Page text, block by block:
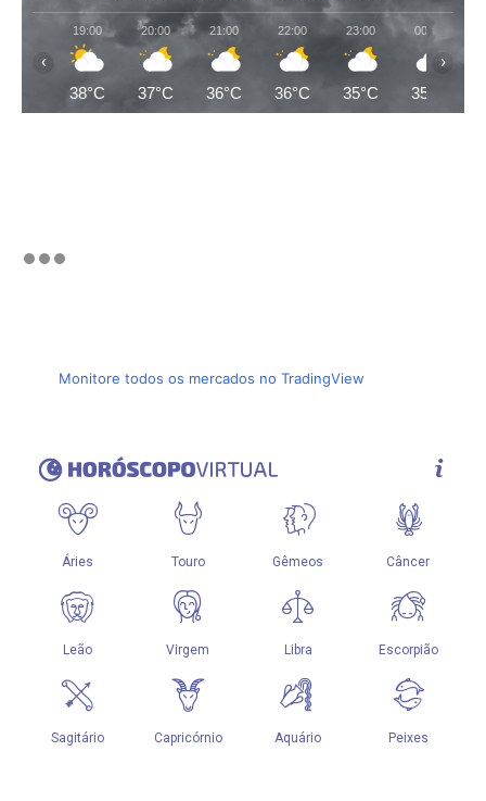
19:00
38°C
20:00
37°C
21:00
36°C
22:00
36°C
23:00
35°C
00:00
35°C
‹ ›
Monitore todos os mercados no TradingView